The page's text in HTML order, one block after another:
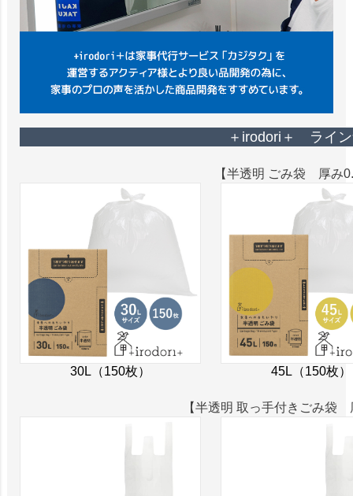
＋irodori＋ ライ
【半透明 ごみ袋 厚み
30L（150枚） 45L（150枚）
【半透明 取っ手付きごみ袋